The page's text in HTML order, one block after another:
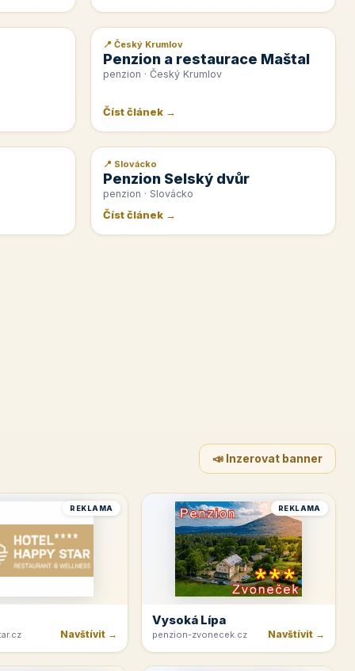
📰 PR článek
📍 Český Krumlov
Penzion a restaurace Maštal
penzion · Český Krumlov
Číst článek →
📰 PR článek
📍 Slovácko
Penzion Selský dvůr
penzion · Slovácko
Číst článek →
📣 Inzerovat banner
REKLAMA
Navštívit →
REKLAMA
Vysoká Lípa
penzion-zvonecek.cz Navštívit →